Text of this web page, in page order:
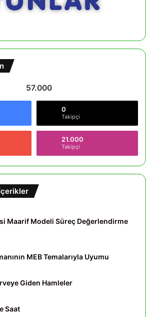
57.000
0
Takipçi
21.000
Takipçi
Maarif Modeli Süreç Değerlendirme
MEB Temalarıyla Uyumu
Giden Hamleler
Saat